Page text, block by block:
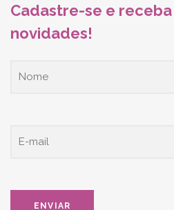
Cadastre-se e receba
novidades!